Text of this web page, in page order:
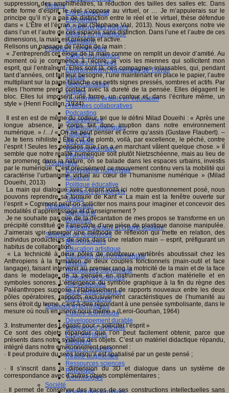
Métiers
Entrepreneuriat
Entreprises
Evolutions des métiers
Métiers du numérique
Orientation
Pratiques numériques
Cartes heuristiques
Classes inversées
Environnement Numérique de Travail
Fablab
Géolocalisation
Images
Les mondes virtuels en éducation
Pratiques collaboratives
Podcasting
Smartphones
Tableaux numériques
Tablettes
Web radio
Webdocumentaire
eTwinning
Prospective
Ecosystème numérique
Espaces
Politique éducative
Scénarios prospectifs
Temps
Réseaux sociaux
Algorithme
Données
Réseaux sociaux et champ scolaire
Sélection de ressources
Bibliographies
Education artistique
Education environnementale
Histoire
Ressources citoyenneté
Ressources sciences
Sites éducatifs
Sites pédagogiques
Sites ressources
Sciences et techniques
Culture scientifique
Développement durable
Intelligence artificielle
Logiciels libres
Métavers
Outils et logiciels
Réalité augmentée
Ressources sciences
Robotique
Technologies
Société
suppression des amphithéâtres, la réduction des tailles des salles etc. Dans
cette forme d’esprit, le réel s’oppose au virtuel, or … Je m’appuierais sur le
principe qu’il n’y a pas de distinction entre le réel et le virtuel, thèse défendue
dans « L’Être et l’écran » par (Stéphane Vial, 2013). Nous exerçons notre vie
dans l’un et l’autre de ces espaces sans distinction. Dans l’une et l’autre de ces
dimensions, la main est présente et active.
Relisons un passage de l’éloge de la main :
« J’entreprends cet éloge de la main comme on remplit un devoir d’amitié. Au
moment où je commence à l’écrire, je vois les miennes qui sollicitent mon
esprit, qui l’entraînent. Elles sont là, ces compagnes inlassables, qui, pendant
tant d’années, ont fait leur besogne, l’une maintenant en place le papier, l’autre
multipliant sur la page blanche ces petits signes pressés, sombres et actifs. Par
elles l’homme prend contact avec la dureté de la pensée. Elles dégagent le
bloc. Elles lui imposent une forme, un contour et, dans l’écriture même, un
style » (Henri Focillon, 1934)
Il est en est de même du codeur, tel que le défini Milad Doueihi : « Après une
longue absence, le corps fait donc irruption dans notre environnement
numérique. » /…/ « On ne peut penser et écrire qu’assis (Gustave Flaubert). –
Je te tiens nihiliste ! Être cul de plomb, voilà, par excellence, le péché, contre
l’esprit ! Seules les pensées que l’on a en marchant vâlent quelque chose. » Iĺ
semble que notre réalité numérique soit plutôt Nietzschéenne, mais au lieu de
se promener dans la nature, on se balade dans les espaces urbains, investis
par le numérique. C’est précisément ce mouvement continu vers la mobilité qui
caractérise l’urbanisme virtuel au cœur de l’humanisme numérique » (Milad
Doueihi, 2013)
La main qui dialogue avec l’esprit voilà ici notre questionnement posé, nous
pouvons reprendre sa formule de Kant « La main est la fenêtre ouverte sur
l’esprit » Comment peut-on solliciter nos mains pour imaginer et concevoir des
modalités d’apprentissage et d’enseignement ?
Je ne souhaite pas que de la décantation de mes propos se transforme en un
précipité constitué de l’anecdote d’une pièce de plastique danoise manipulée.
J’aimerais voir émerger une méthode de réflexion qui mette en relation, des
individus producteurs de sens dans une relation main – esprit, préfigurant un
habitus de collaboration.
« La technicité à deux pôles de nombreux vertébrés aboutissait chez les
Anthropiens à la formation de deux couples fonctionnels (main-outil et face
langage), faisant intervenir au premier rang la motricité de la main et de la face
dans le modelage de la pensée en instruments d’action matérielle et en
symboles sonores. L’émergence du symbole graphique à la fin du règne des
Paléanthropes suppose l’établissement de rapports nouveaux entre les deux
pôles opératoires, rapports exclusivement caractéristiques de l’humanité au
sens étroit du terme, c’est-à-dire répondant à une pensée symbolisante, dans le
mesure où nous en usons nous même » (Leroi-Gourhan, 1964)
3. Instrumenter des Légos© pour « solliciter l’esprit »
Ce sont des objets répandus que l’on peut facilement obtenir, parce que
présents dans notre système des objets. C’est un matériel didactique répandu,
intégré dans notre environnement personnel :
· Il peut produire du sens lorsqu’il est spatialisé par un geste pensé ;
· Il s’inscrit dans la dimension du 3D et dialogue dans un système de
correspondance avec d’autres objets complémentaires ;
· Il permet de conserver des traces de ses constructions intellectuelles sans